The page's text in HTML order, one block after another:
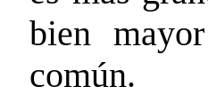
bien
común.